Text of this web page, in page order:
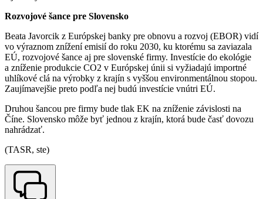
Rozvojové šance pre Slovensko
Beata Javorcik z Európskej banky pre obnovu a rozvoj (EBOR) vidí
vo výraznom znížení emisií do roku 2030, ku ktorému sa zaviazala
EÚ, rozvojové šance aj pre slovenské firmy. Investície do ekológie
a zníženie produkcie CO2 v Európskej únii si vyžiadajú importné
uhlíkové clá na výrobky z krajín s vyššou environmentálnou stopou.
Zaujímavejšie preto podľa nej budú investície vnútri EÚ.
Druhou šancou pre firmy bude tlak EK na zníženie závislosti na
Číne. Slovensko môže byť jednou z krajín, ktorá bude časť dovozu
nahrádzať.
(TASR, ste)